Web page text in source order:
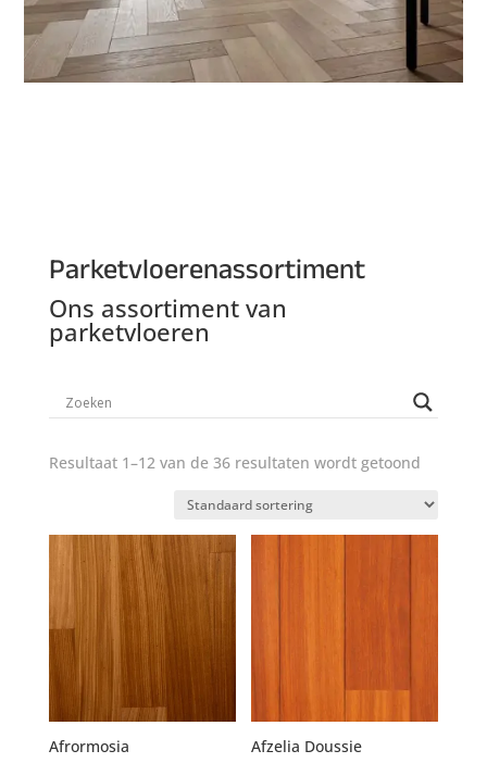
Parketvloerenassortiment
Ons assortiment van
parketvloeren
Resultaat 1–12 van de 36 resultaten wordt getoond
Afrormosia Afzelia Doussie